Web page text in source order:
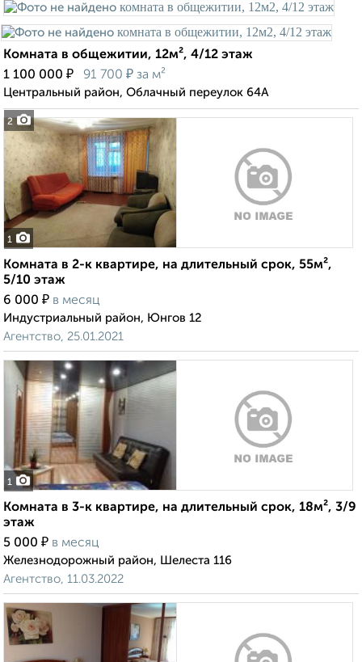
2
Комната в общежитии, 12м², 4/12 этаж
1 100 000 ₽ 91 700 ₽ за м²
Центральный район, Облачный переулок 64А
1
Комната в 2-к квартире, на длительный срок, 55м²,
5/10 этаж
6 000 ₽ в месяц
Индустриальный район, Юнгов 12
Агентство, 25.01.2021
1
Комната в 3-к квартире, на длительный срок, 18м², 3/9
этаж
5 000 ₽ в месяц
Железнодорожный район, Шелеста 116
Агентство, 11.03.2022